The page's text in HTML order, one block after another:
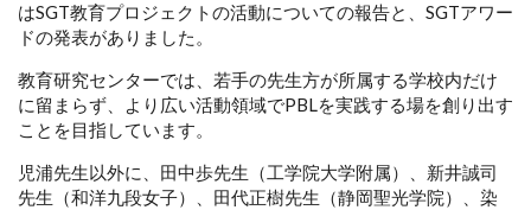
はSGT教育プロジェクトの活動についての報告と、SGTアワー
ドの発表がありました。
教育研究センターでは、若手の先生方が所属する学校内だけ
に留まらず、より広い活動領域でPBLを実践する場を創り出す
ことを目指しています。
児浦先生以外に、田中歩先生（工学院大学附属）、新井誠司
先生（和洋九段女子）、田代正樹先生（静岡聖光学院）、染